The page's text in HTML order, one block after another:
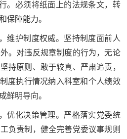
。必须将纸面上的法规条文，转
保障能力。
维护制度权威。坚持制度面前人
。对违反规章制度的行为，无论
持原则、敢于较真、严肃追责，
度执行情况纳入科室和个人绩效
鲜明导向。
优化决策管理。严格落实党委统
负责制，健全完善党委议事规则